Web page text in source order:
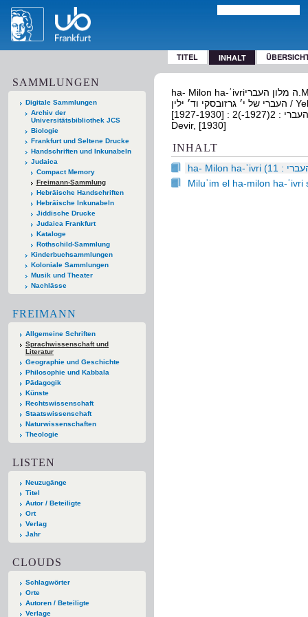
TITEL INHALT
SAMMLUNGEN
Digitale Sammlungen
Archiv der
Universitätsbibliothek JCS
Biologie
Frankfurt und Seltene Drucke
Handschriften und Inkunabeln
Judaica
Compact Memory
Freimann-Sammlung
Hebräische Handschriften
Hebräische Inkunabeln
Jiddische Drucke
Judaica Frankfurt
Kataloge
Rothschild-Sammlung
Kinderbuchsammlungen
Koloniale Sammlungen
Musik und Theater
Nachlässe
FREIMANN
Allgemeine Schriften
Sprachwissenschaft und
Literatur
Geographie und Geschichte
Philosophie und Kabbala
Pädagogik
Künste
Rechtswissenschaft
Staatswissenschaft
Naturwissenschaften
Theologie
LISTEN
Neuzugänge
Titel
Autor / Beteiligte
Ort
Verlag
Jahr
CLOUDS
Schlagwörter
Orte
Autoren / Beteiligte
Verlage
ha- Milon ha-ʿivriה מלון העברי.Miluʾim el ha-milon ha-ʿivri shel Y. Grasovsḳi ṿe-D. Yelinמלואים אל מלון
העברי של י׳ גרזובסקי וד׳ ילין / Yehudah Grazovsḳi , Daṿid Yelin / יהודה גרזובסקי , דוד ילין. Tel Aviv : Devir,
[1927-1930] : 2ה מלון העברי : 2(1927-) / me-et Yehudah Grasovsḳi / מאת יהודה גרזובסקי. Tel Aviv :
Devir, [1930]
INHALT